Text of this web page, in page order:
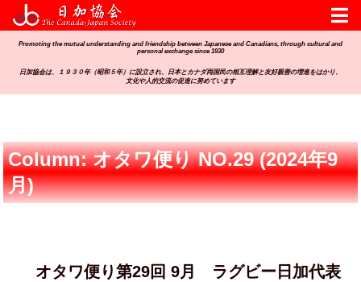
Promoting the mutual understanding and friendship between Japanese and Canadians, through cultural and
personal exchange since 1930
日加協会は、１９３０年（昭和５年）に設立され、日本とカナダ両国民の相互理解と友好親善の増進をはかり、
文化や人的交流の促進に努めています
Column: オタワ便り NO.29 (2024年9
月)
オタワ便り第29回 9月 ラグビー日加代表